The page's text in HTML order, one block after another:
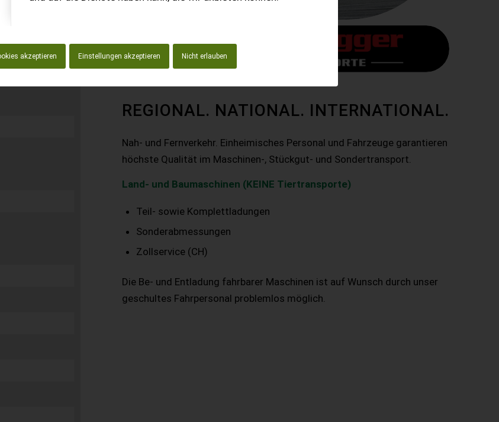
akzeptieren Einstellungen akzeptieren Nicht erlauben
REGIONAL. NATIONAL. INTERNATIONAL.
Nah- und Fernverkehr. Einheimisches Personal und Fahrzeuge garantieren
höchste Qualität im Maschinen-, Stückgut- und Sondertransport.
Land- und Baumaschinen (KEINE Tiertransporte)
Teil- sowie Komplettladungen
Sonderabmessungen
Zollservice (CH)
Die Be- und Entladung fahrbarer Maschinen ist auf Wunsch durch unser
geschultes Fahrpersonal problemlos möglich.